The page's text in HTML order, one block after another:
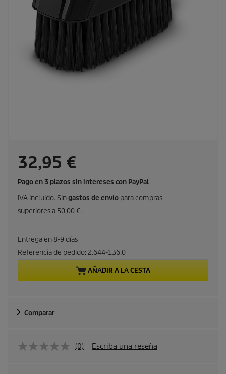
P
r
e
i
o
a
c
u
32,95 €
Pago en 3 plazos sin intereses con PayPal
IVA incluido. Singastos de envío para compras
superiores a 50,00 €.
Entrega en 8-9 días
Referencia de pedido: 2.644-136.0
AÑADIR A LA CESTA
Comparar
(0) Escriba una reseña